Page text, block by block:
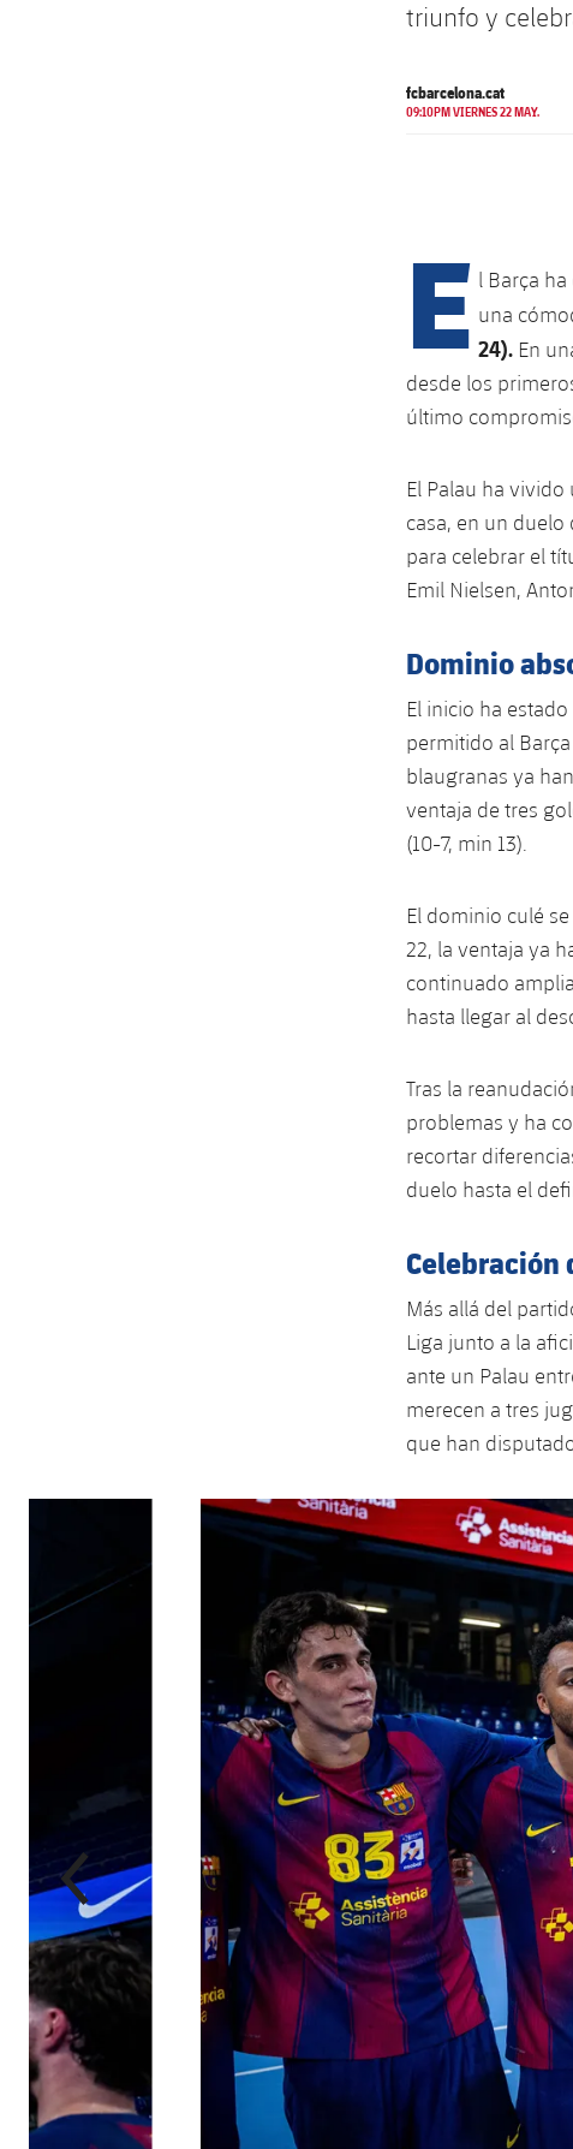
triunfo y
fcbarcelona.cat
09:10PM VIERNES 22 MAY.
E l Barça
una
24). En
desde los
último
El Palau ha
casa, en un
para celebrar el
Emil Nielsen,
Dominio
El inicio ha
permitido al
blaugranas ya
ventaja de tres
(10-7, min 13).
El dominio culé
22, la ventaja ya
continuado
hasta llegar al
Tras la
problemas y ha
recortar
duelo hasta el
Celebración
Más allá del
Liga junto a la
ante un Palau
merecen a tres
que han